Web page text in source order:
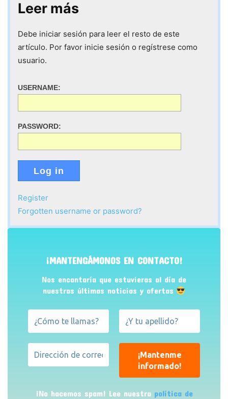
Leer más
Debe iniciar sesión para leer el resto de este
artículo. Por favor inicie sesión o regístrese como
usuario.
USERNAME:
PASSWORD:
Log in
Register
Forgotten username or password?
¡MANTENGÁMONOS EN CONTACTO!
Nos encantaría que estuvieras al día de
nuestras últimas noticias y ofertas
¡No hacemos spam! Lee nuestra política de